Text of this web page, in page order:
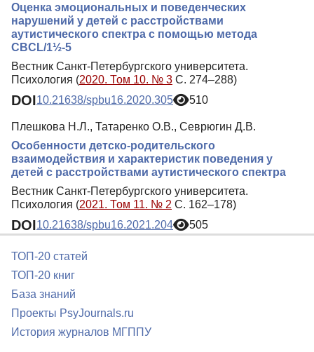
Оценка эмоциональных и поведенческих
нарушений у детей с расстройствами
аутистического спектра с помощью метода
CBCL/1½-5
Вестник Санкт-Петербургского университета.
Психология (2020. Том 10. № 3 С. 274–288)
DOI10.21638/spbu16.2020.305 510
Плешкова Н.Л., Татаренко О.В., Севрюгин Д.В.
Особенности детско-родительского
взаимодействия и характеристик поведения у
детей с расстройствами аутистического спектра
Вестник Санкт-Петербургского университета.
Психология (2021. Том 11. № 2 С. 162–178)
DOI10.21638/spbu16.2021.204 505
ТОП-20 статей
ТОП-20 книг
База знаний
Проекты PsyJournals.ru
История журналов МГППУ